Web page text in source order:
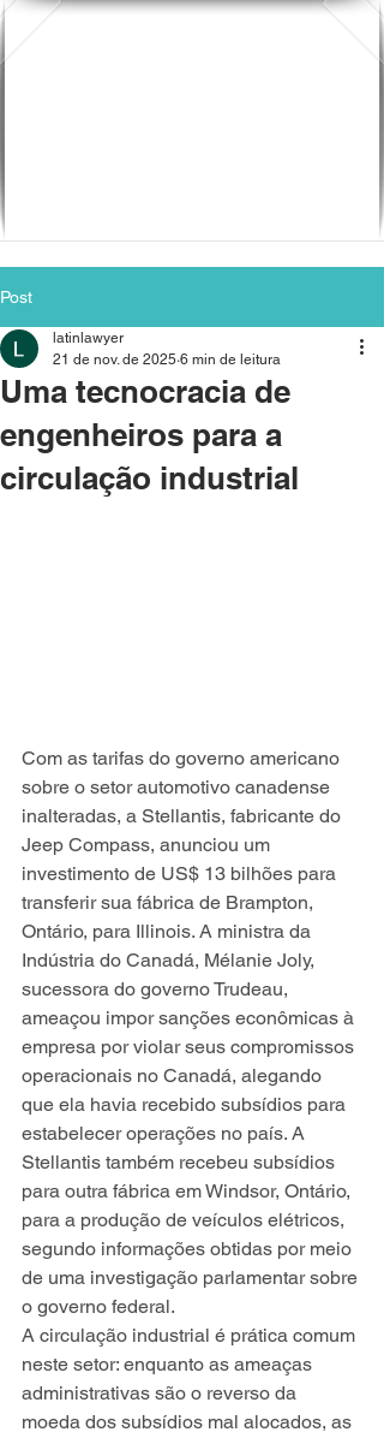
Post
Uma tecnocracia de
engenheiros para a
circulação industrial
latinlawyer
21 de nov. de 2025 6 min de leitura
Com as tarifas do governo americano
sobre o setor automotivo canadense
inalteradas, a Stellantis, fabricante do
Jeep Compass, anunciou um
investimento de US$ 13 bilhões para
transferir sua fábrica de Brampton,
Ontário, para Illinois. A ministra da
Indústria do Canadá, Mélanie Joly,
sucessora do governo Trudeau,
ameaçou impor sanções econômicas à
empresa por violar seus compromissos
operacionais no Canadá, alegando
que ela havia recebido subsídios para
estabelecer operações no país. A
Stellantis também recebeu subsídios
para outra fábrica em Windsor, Ontário,
para a produção de veículos elétricos,
segundo informações obtidas por meio
de uma investigação parlamentar sobre
o governo federal.
A circulação industrial é prática comum
neste setor: enquanto as ameaças
administrativas são o reverso da
moeda dos subsídios mal alocados, as